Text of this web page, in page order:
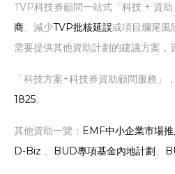
TVP科技券顧問一站式「科技 + 資
商、減少TVP批核延誤或項目爛尾風
需要提供其他資助計劃的建議方案，
「科技方案+科技券資助顧問服務」
1825。
其他資助一覽： EMF中小企業市場
D-Biz 、 BUD專項基金內地計劃 、